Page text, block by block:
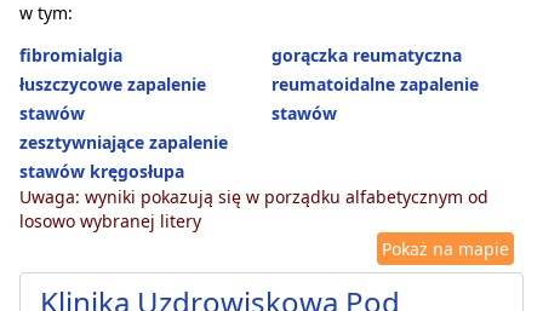
w tym:
fibromialgia
gorączka reumatyczna
łuszczycowe zapalenie
stawów
reumatoidalne zapalenie
stawów
zesztywniające zapalenie
stawów kręgosłupa
Uwaga: wyniki pokazują się w porządku alfabetycznym od
losowo wybranej litery
Pokaż na mapie
Klinika Uzdrowiskowa Pod